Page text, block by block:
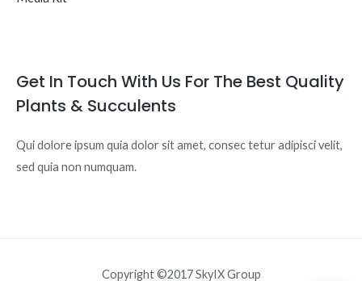
Get In Touch With Us For The Best Quality
Plants & Succulents
Qui dolore ipsum quia dolor sit amet, consec tetur adipisci velit,
sed quia non numquam.
Copyright ©2017 SkyIX Group